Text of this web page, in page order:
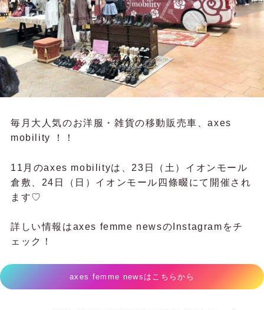
毎月大人気のお洋服・雑貨の移動販売車、axes
mobility ！！
11月のaxes mobilityは、23日（土）イオンモール
倉敷、24日（日）イオンモール四條畷にて開催され
ます♡
詳しい情報はaxes femme newsのInstagramをチ
ェック！
axes femme newsはこちらから